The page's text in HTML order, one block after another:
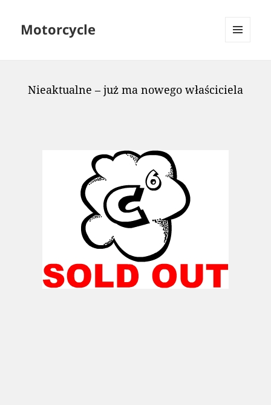
Motorcycle
Nieaktualne – już ma nowego właściciela